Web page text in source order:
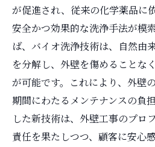
が促進され、従来の化学薬品に
安全かつ効果的な洗浄手法が模
ば、バイオ洗浄技術は、自然由
を分解し、外壁を傷めることな
が可能です。これにより、外壁
期間にわたるメンテナンスの負
した新技術は、外壁工事のプロ
責任を果たしつつ、顧客に安心